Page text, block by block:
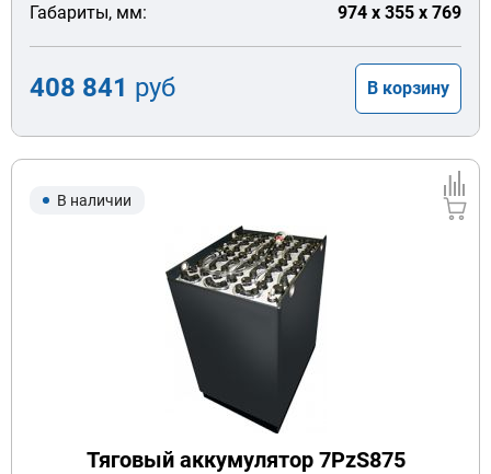
Габариты, мм:
974 x 355 x 769
408 841 руб В корзину
В наличии
Тяговый аккумулятор 7PzS875